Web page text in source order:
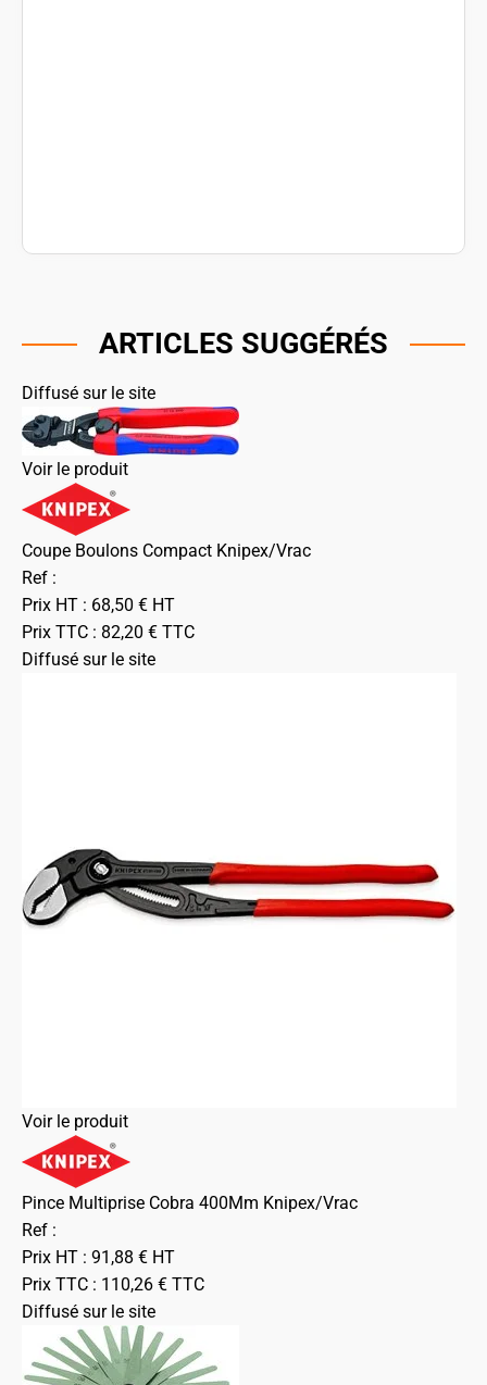
ARTICLES SUGGÉRÉS
Diffusé sur le site
Voir le produit
Coupe Boulons Compact Knipex/Vrac
Ref :
Prix HT : 68,50 € HT
Prix TTC : 82,20 € TTC
Diffusé sur le site
Voir le produit
Pince Multiprise Cobra 400Mm Knipex/Vrac
Ref :
Prix HT : 91,88 € HT
Prix TTC : 110,26 € TTC
Diffusé sur le site